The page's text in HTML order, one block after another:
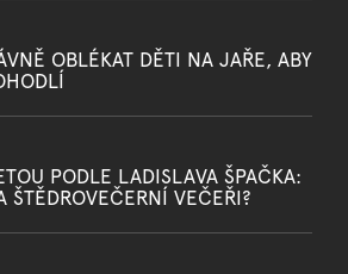
OBLÉKAT DĚTI NA JAŘE, ABY
PODLE LADISLAVA ŠPAČKA:
ŠTĚDROVEČERNÍ VEČEŘI?